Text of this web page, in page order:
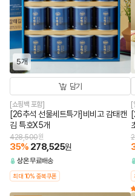
5개
담기
[쇼핑백 포함]
[26추석 선물세트특가]비비고 감태캔
김 특호X5개
428,500원
35% 278,525원
상온무료배송
최대 10% 중복쿠폰
[